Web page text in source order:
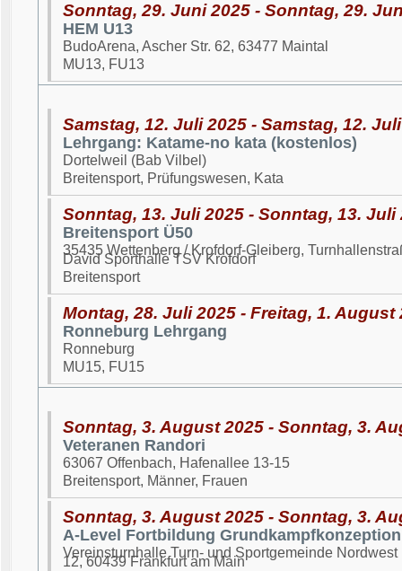
Sonntag, 29. Juni 2025 - Sonntag, 29.
HEM U13
BudoArena, Ascher Str. 62, 63477 Maintal
MU13, FU13
Samstag, 12. Juli 2025 - Samstag, 12.
Lehrgang: Katame-no kata (kostenlos)
Dortelweil (Bab Vilbel)
Breitensport, Prüfungswesen, Kata
Sonntag, 13. Juli 2025 - Sonntag, 13. Juli
Breitensport Ü50
35435 Wettenberg / Krofdorf-Gleiberg,
David Sporthalle TSV Krofdorf
Breitensport
Montag, 28. Juli 2025 - Freitag, 1. August
Ronneburg Lehrgang
Ronneburg
MU15, FU15
Sonntag, 3. August 2025 - Sonntag, 3.
Veteranen Randori
63067 Offenbach, Hafenallee 13-15
Breitensport, Männer, Frauen
Sonntag, 3. August 2025 - Sonntag, 3.
A-Level Fortbildung Grundkampfkonzeption
Vereinsturnhalle Turn- und Sportgemeinde
12, 60439 Frankfurt am Main